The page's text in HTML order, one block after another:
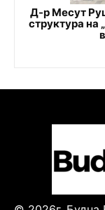
Д-р Месут
структура на